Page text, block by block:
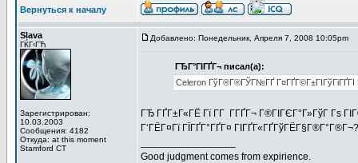
Вернуться к началу
Slava
ГЌГ‹ГЋ
Зарегистрирован:
10.03.2003
Сообщения: 4182
Откуда: at this moment
Stamford CT
Добавлено: Понедельник, Апреля 7, 2008 10:05pm
ГЂГ°ГІГҐГ¬ писал(а):
Celeron ГўГ®Г®ГЎГ№ГҐ Г¤ГҐГ©Г±ГІГўГіГҐГІ
ГЂ ГҐГ±Г«ГЁ Гї Г­Г Г­ГҐГ¬ Г®ГІГЄГ°Г»ГўГ Гѕ
Г‘ГЁГ¤Гї ГЇГҐГ°ГҐГ¤ ГІГҐГ«ГҐГўГЁГ§Г®Г°Г®Г¬?
Good judgment comes from expirience.